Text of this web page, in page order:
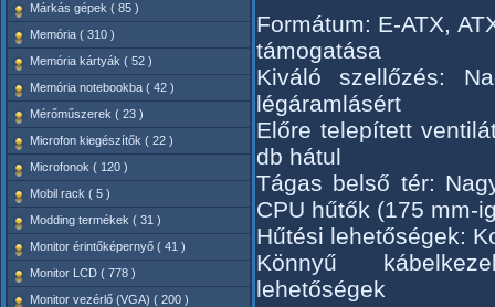
Márkás gépek ( 85 )
Memória ( 310 )
Memória kártyák ( 52 )
Memória notebookba ( 42 )
Mérőműszerek ( 23 )
Microfon kiegészítők ( 22 )
Microfonok ( 120 )
Mobil rack ( 5 )
Modding termékek ( 31 )
Monitor érintőképernyő ( 41 )
Monitor LCD ( 778 )
Monitor vezérlő (VGA) ( 200 )
Formátum: E-ATX,
támogatása
Kiváló szellőzés:
légáramlásért
Előre telepített
db hátul
Tágas belső tér:
CPU hűtők (175 mm-
Hűtési lehetőségek:
Könnyű
lehetőségek